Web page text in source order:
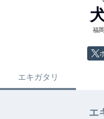
福
エキガタリ
エ